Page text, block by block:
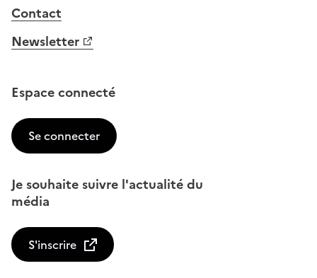
Contact
Newsletter
Espace connecté
Se connecter
Je souhaite suivre l'actualité du
média
S'inscrire